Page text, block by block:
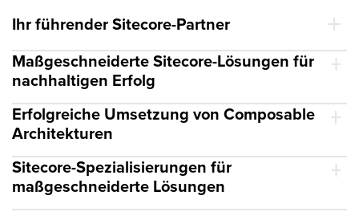
Ihr führender Sitecore-Partner
Maßgeschneiderte Sitecore-Lösungen für
nachhaltigen Erfolg
Erfolgreiche Umsetzung von Composable
Architekturen
Sitecore-Spezialisierungen für
maßgeschneiderte Lösungen